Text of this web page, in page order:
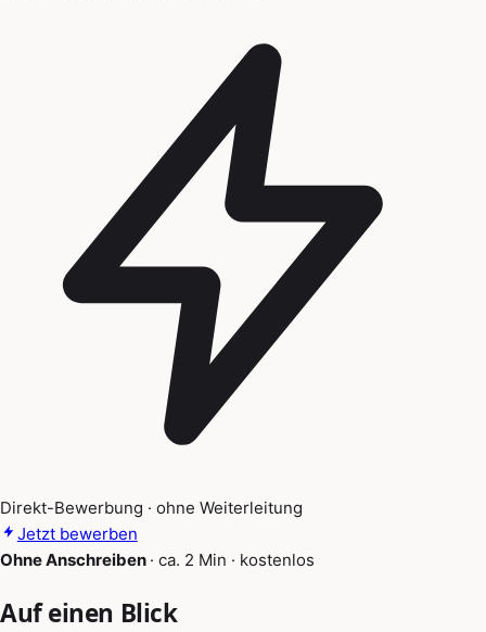
Direkt-Bewerbung · ohne Weiterleitung
Jetzt bewerben
Ohne Anschreiben · ca. 2 Min · kostenlos
Auf einen Blick